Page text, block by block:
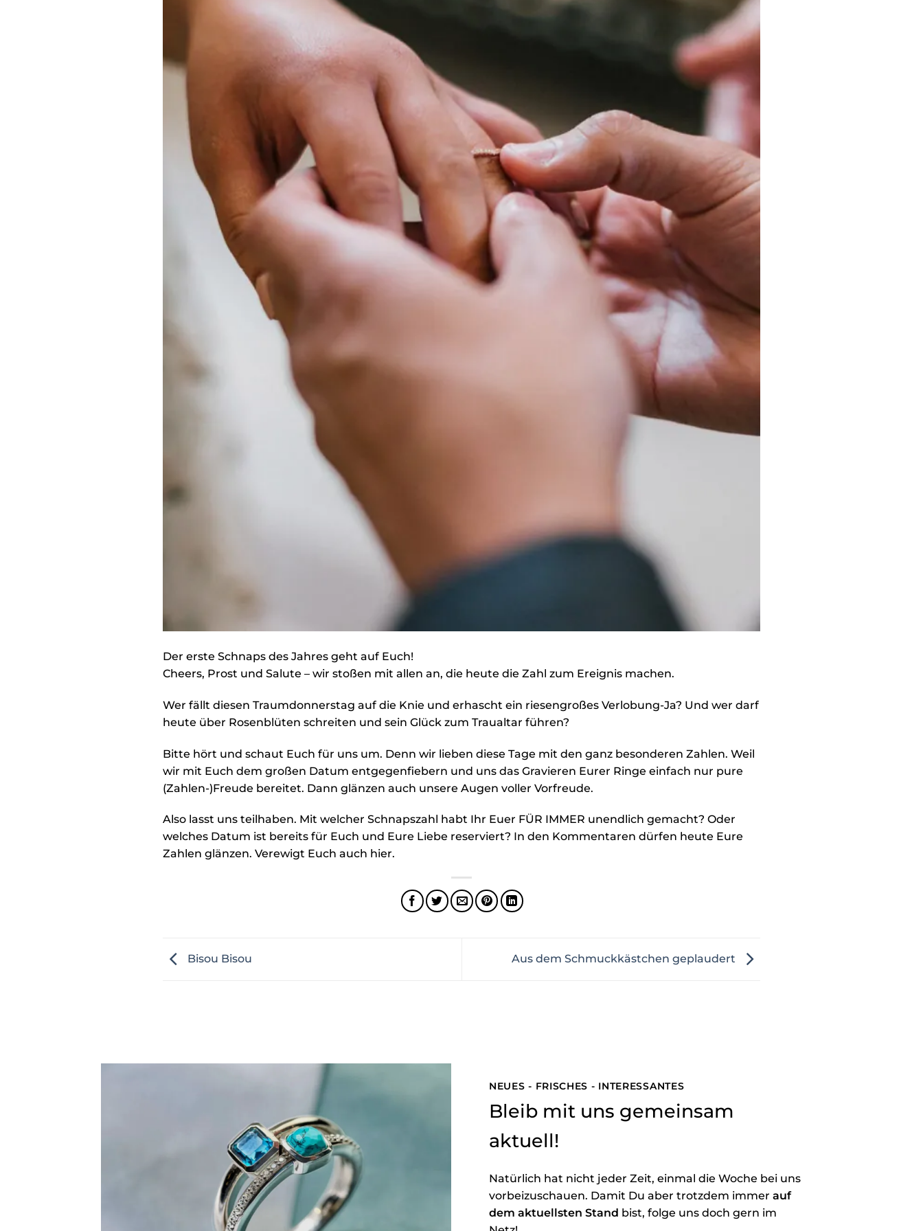
Der erste Schnaps des Jahres geht auf Euch!
Cheers, Prost und Salute – wir stoßen mit allen an, die heute die Zahl zum Ereignis machen.
Wer fällt diesen Traumdonnerstag auf die Knie und erhascht ein riesengroßes Verlobung-Ja? Und wer darf
heute über Rosenblüten schreiten und sein Glück zum Traualtar führen?
Bitte hört und schaut Euch für uns um. Denn wir lieben diese Tage mit den ganz besonderen Zahlen. Weil
wir mit Euch dem großen Datum entgegenfiebern und uns das Gravieren Eurer Ringe einfach nur pure
(Zahlen-)Freude bereitet. Dann glänzen auch unsere Augen voller Vorfreude.
Also lasst uns teilhaben. Mit welcher Schnapszahl habt Ihr Euer FÜR IMMER unendlich gemacht? Oder
welches Datum ist bereits für Euch und Eure Liebe reserviert? In den Kommentaren dürfen heute Eure
Zahlen glänzen. Verewigt Euch auch hier.
Bisou Bisou Aus dem Schmuckkästchen geplaudert
NEUES - FRISCHES - INTERESSANTES
Bleib mit uns gemeinsam
aktuell!
Natürlich hat nicht jeder Zeit, einmal die Woche bei uns
vorbeizuschauen. Damit Du aber trotzdem immer auf
dem aktuellsten Stand bist, folge uns doch gern im